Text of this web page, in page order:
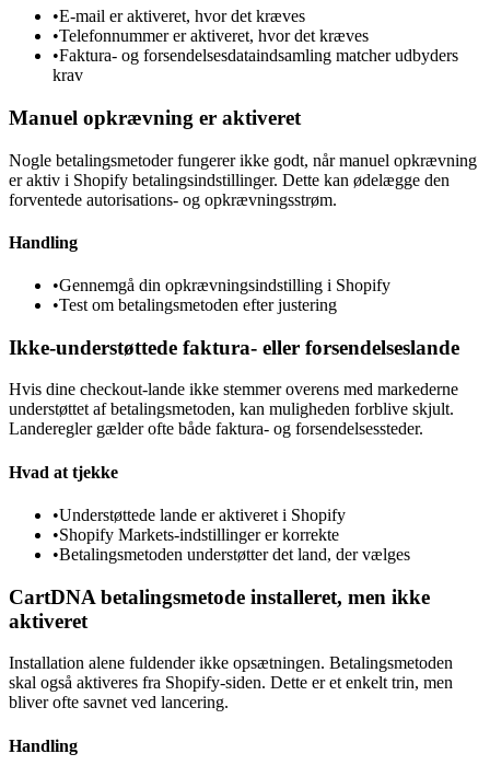
•E-mail er aktiveret, hvor det kræves
•Telefonnummer er aktiveret, hvor det kræves
•Faktura- og forsendelsesdataindsamling matcher udbyders
krav
Manuel opkrævning er aktiveret
Nogle betalingsmetoder fungerer ikke godt, når manuel opkrævning
er aktiv i Shopify betalingsindstillinger. Dette kan ødelægge den
forventede autorisations- og opkrævningsstrøm.
Handling
•Gennemgå din opkrævningsindstilling i Shopify
•Test om betalingsmetoden efter justering
Ikke-understøttede faktura- eller forsendelseslande
Hvis dine checkout-lande ikke stemmer overens med markederne
understøttet af betalingsmetoden, kan muligheden forblive skjult.
Landeregler gælder ofte både faktura- og forsendelsessteder.
Hvad at tjekke
•Understøttede lande er aktiveret i Shopify
•Shopify Markets-indstillinger er korrekte
•Betalingsmetoden understøtter det land, der vælges
CartDNA betalingsmetode installeret, men ikke
aktiveret
Installation alene fuldender ikke opsætningen. Betalingsmetoden
skal også aktiveres fra Shopify-siden. Dette er et enkelt trin, men
bliver ofte savnet ved lancering.
Handling